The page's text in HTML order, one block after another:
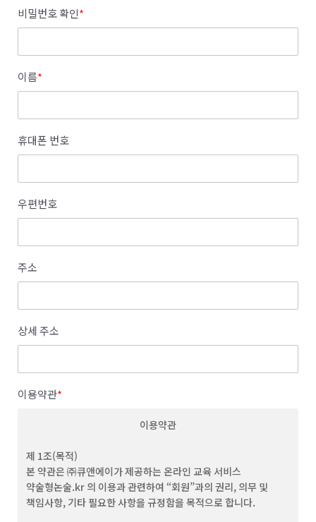
비밀번호 확인*
이름*
휴대폰 번호
우편번호
주소
상세 주소
이용약관*
이용약관
제 1조(목적)
본 약관은 ㈜큐앤에이가 제공하는 온라인 교육 서비스
약술형논술.kr 의 이용과 관련하여 “회원”과의 권리, 의무 및
책임사항, 기타 필요한 사항을 규정함을 목적으로 합니다.